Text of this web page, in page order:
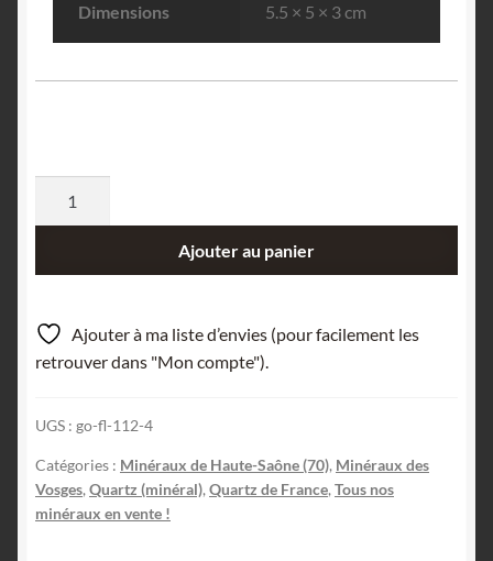
Dimensions 5.5 × 5 × 3 cm
Chagey,
Haute-
Saône.
Ajouter au panier
Ajouter à ma liste d’envies (pour facilement les
retrouver dans "Mon compte").
UGS : go-fl-112-4
Catégories : Minéraux de Haute-Saône (70), Minéraux des
Vosges,Quartz (minéral),Quartz de France,Tous nos
minéraux en vente !